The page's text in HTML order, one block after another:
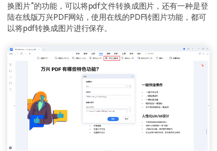
万兴PDF SDK
申请试用
PDF签名
PDF批量工具
PDF提取页面
PDF页面调整
PDF文件创建
更新日志
下载中心
03.编辑PDF
查看更多 >
换图片”的功能，可以将pdf文件转换成图片，还有一种是登
陆在线版万兴PDF网站，使用在线的PDF转图片功能，都可
以将pdf转换成图片进行保存。